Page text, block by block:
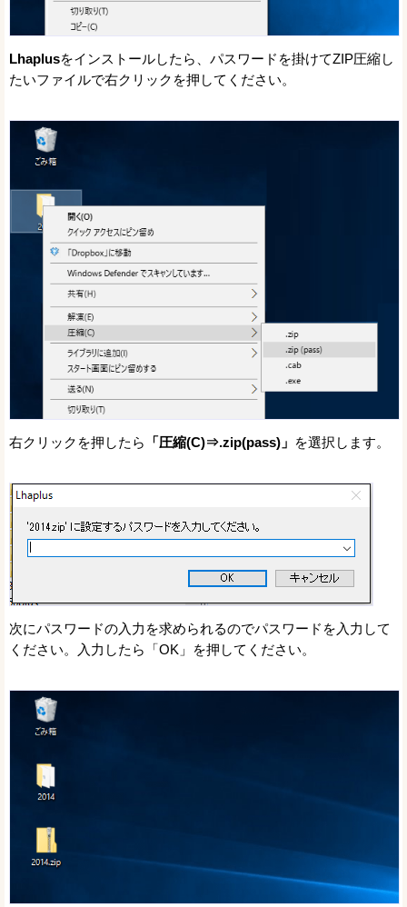
Lhaplusをインストールしたら、パスワードを掛けてZIP圧縮し
たいファイルで右クリックを押してください。
右クリックを押したら 「圧縮(C)⇒.zip(pass)」 を選択します。
次にパスワードの入力を求められるのでパスワードを入力して
ください。入力したら「OK」を押してください。